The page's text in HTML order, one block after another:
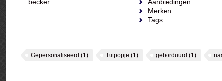
becker
Aanbiedingen
Merken
Tags
Gepersonaliseerd (1) Tutpopje (1) geborduurd (1)